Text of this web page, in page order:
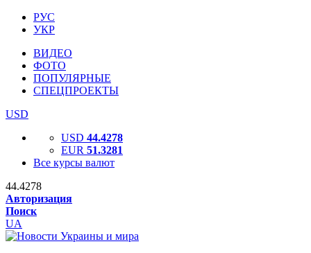
РУС
УКР
ВИДЕО
ФОТО
ПОПУЛЯРНЫЕ
СПЕЦПРОЕКТЫ
USD
USD 44.4278
EUR 51.3281
Все курсы валют
44.4278
Авторизация
Поиск
UA